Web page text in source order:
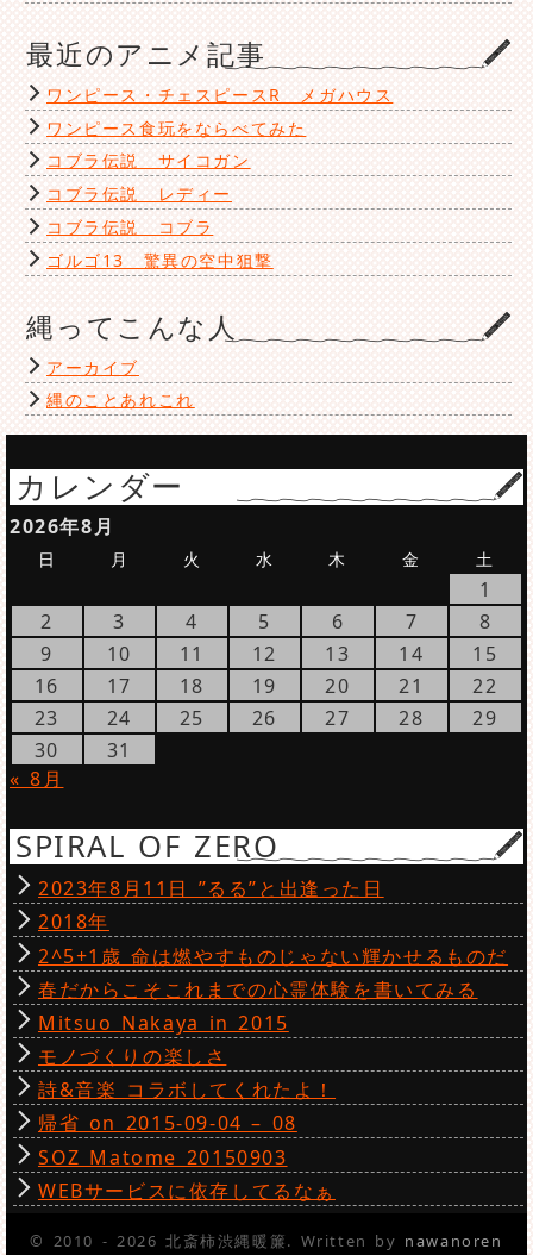
最近のアニメ記事
ワンピース・チェスピースR メガハウス
ワンピース食玩をならべてみた
コブラ伝説 サイコガン
コブラ伝説 レディー
コブラ伝説 コブラ
ゴルゴ13 驚異の空中狙撃
縄ってこんな人
アーカイブ
縄のことあれこれ
カレンダー
2026年8月
日 月 火 水 木 金 土
1
2
3 4 5 6 7
8
9
10 11 12 13 14
15
16
17 18 19 20 21
22
23
24 25 26 27 28
29
30
31
« 8月
SPIRAL OF ZERO
2023年8月11日 ”るる”と出逢った日
2018年
2^5+1歳 命は燃やすものじゃない輝かせるものだ
春だからこそこれまでの心霊体験を書いてみる
Mitsuo Nakaya in 2015
モノづくりの楽しさ
詩&音楽 コラボしてくれたよ！
帰省 on 2015-09-04 – 08
SOZ Matome 20150903
WEBサービスに依存してるなぁ
© 2010 - 2026 北斎柿渋縄暖簾. Written by nawanoren